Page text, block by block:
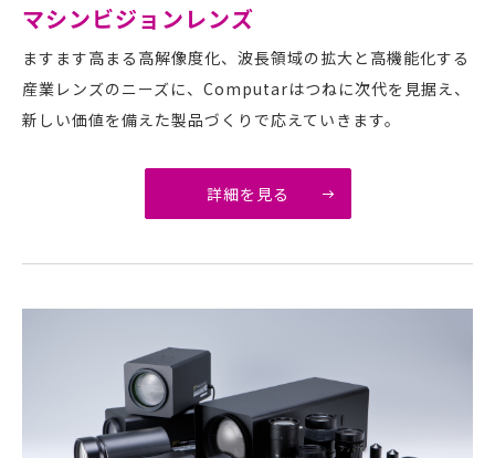
マシンビジョンレンズ
ますます高まる高解像度化、波長領域の拡大と高機能化する
産業レンズのニーズに、Computarはつねに次代を見据え、
新しい価値を備えた製品づくりで応えていきます。
詳細を見る